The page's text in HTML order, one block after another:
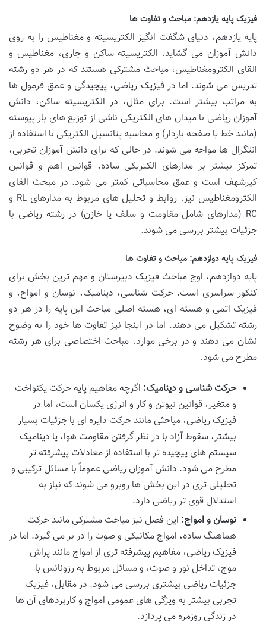
فیزیک پایه یازدهم: مباحث و تفاوت ها
پایه یازدهم، دنیای شگفت انگیز الکتریسیته و مغناطیس را به روی
دانش آموزان می گشاید. الکتریسیته ساکن و جاری، مغناطیس و
القای الکترومغناطیس، مباحث مشترکی هستند که در هر دو رشته
تدریس می شوند. اما در فیزیک ریاضی، پیچیدگی و عمق فرمول ها
به مراتب بیشتر است. برای مثال، در الکتریسیته ساکن، دانش
آموزان ریاضی با میدان های الکتریکی ناشی از توزیع های بار پیوسته
(مانند خط یا صفحه باردار) و محاسبه پتانسیل الکتریکی با استفاده از
انتگرال ها مواجه می شوند. در حالی که برای دانش آموزان تجربی،
تمرکز بیشتر بر مدارهای الکتریکی ساده، قوانین اهم و قوانین
کیرشهف است و عمق محاسباتی کمتر می شود. در مبحث القای
الکترومغناطیس نیز، روابط و تحلیل های مربوط به مدارهای RL و
RC (مدارهای شامل مقاومت و سلف یا خازن) در رشته ریاضی با
جزئیات بیشتر بررسی می شوند.
فیزیک پایه دوازدهم: مباحث و تفاوت ها
پایه دوازدهم، اوج مباحث فیزیک دبیرستان و مهم ترین بخش برای
کنکور سراسری است. حرکت شناسی، دینامیک، نوسان و امواج، و
فیزیک اتمی و هسته ای، هسته اصلی مباحث این پایه را در هر دو
رشته تشکیل می دهند. اما در اینجا نیز تفاوت ها خود را به وضوح
نشان می دهند و در برخی موارد، مباحث اختصاصی برای هر رشته
مطرح می شود.
حرکت شناسی و دینامیک: اگرچه مفاهیم پایه حرکت یکنواخت
و متغیر، قوانین نیوتن و کار و انرژی یکسان است، اما در
فیزیک ریاضی، مباحثی مانند حرکت دایره ای با جزئیات بسیار
بیشتر، سقوط آزاد با در نظر گرفتن مقاومت هوا، یا دینامیک
سیستم های پیچیده تر با استفاده از معادلات پیشرفته تر
مطرح می شود. دانش آموزان ریاضی عموماً با مسائل ترکیبی و
تحلیلی تری در این بخش ها روبرو می شوند که نیاز به
استدلال قوی تر ریاضی دارد.
نوسان و امواج: این فصل نیز مباحث مشترکی مانند حرکت
هماهنگ ساده، امواج مکانیکی و صوت را در بر می گیرد. اما در
فیزیک ریاضی، مفاهیم پیشرفته تری از امواج مانند پراش
موج، تداخل نور و صوت، و مسائل مربوط به رزونانس با
جزئیات ریاضی بیشتری بررسی می شود. در مقابل، فیزیک
تجربی بیشتر به ویژگی های عمومی امواج و کاربردهای آن ها
در زندگی روزمره می پردازد.